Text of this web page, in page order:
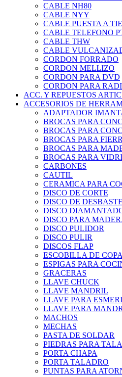
CABLE NH80
CABLE NYY
CABLE PUESTA A
CABLE TELEFONO
CABLE THW
CABLE
CORDON FORRADO
CORDON MELLIZO
CORDON PARA DVD
CORDON PARA
ACC. Y REPUESTOS
ACCESORIOS DE
ADAPTADOR
BROCAS PARA
BROCAS PARA
BROCAS PARA
BROCAS PARA
BROCAS PARA
CARBONES
CAUTIL
CERAMICA PARA
DISCO DE CORTE
DISCO DE DESBASTE
DISCO
DISCO PARA
DISCO PULIDOR
DISCO PULIR
DISCOS FLAP
ESCOBILLA DE COPA
ESPIGAS PARA
GRACERAS
LLAVE CHUCK
LLAVE MANDRIL
LLAVE PARA
LLAVE PARA
MACHOS
MECHAS
PASTA DE SOLDAR
PIEDRAS PARA
PORTA CHAPA
PORTA TALADRO
PUNTAS PARA